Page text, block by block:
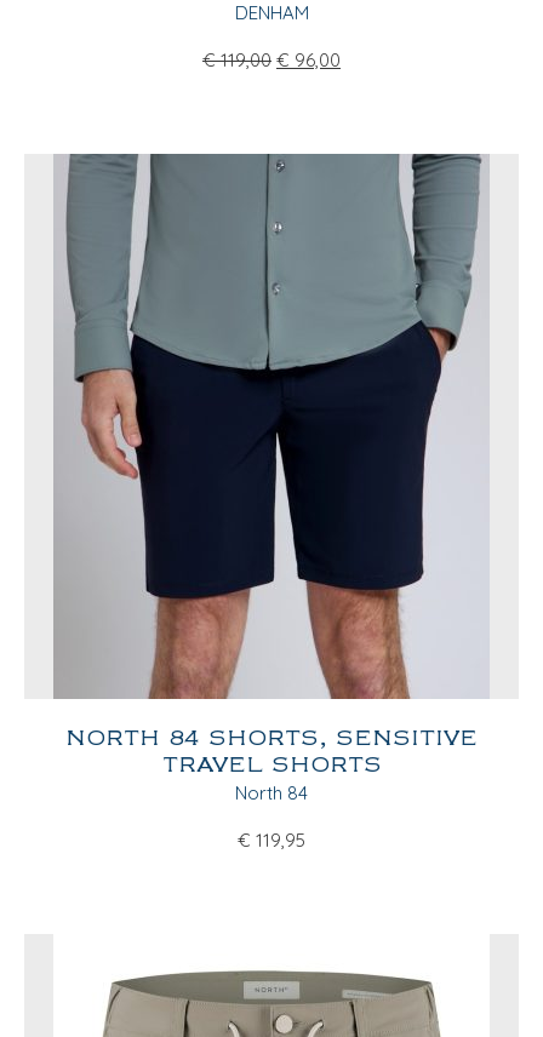
DENHAM
€ 119,00 € 96,00
NORTH 84 SHORTS, SENSITIVE
TRAVEL SHORTS
North 84
€ 119,95